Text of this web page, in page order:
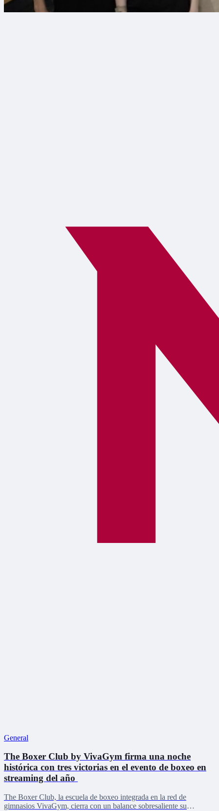
General
The Boxer Club by VivaGym firma una noche
histórica con tres victorias en el evento de boxeo en
streaming del año
The Boxer Club, la escuela de boxeo integrada en la red de
gimnasios VivaGym, cierra con un balance sobresaliente su